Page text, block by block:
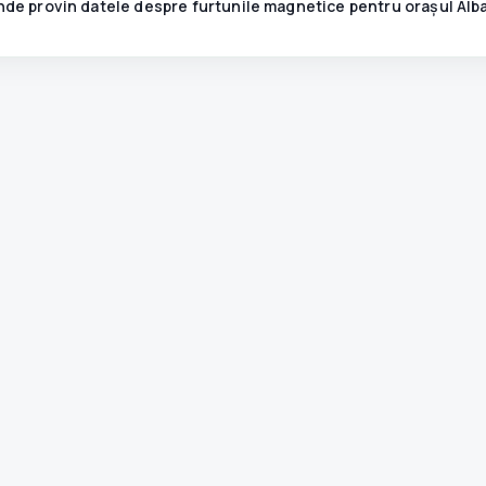
provin datele despre furtunile magnetice pentru orașul